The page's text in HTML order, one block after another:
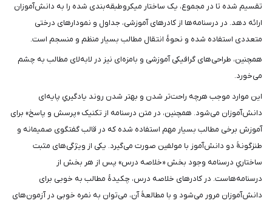
تقسیم شده تا در مجموع، یک ساختار میکروطبقه‌بندی شده را به دانش‌آموزان
ارائه دهد. در درسنامه‌ها از کادرهای آموزشی، جداول و نمودارهای درختی
متعددی استفاده شده و نحوۀ انتقال مطالب بسیار منظم و منسجم است.
همچنین، طراحی‌های گرافیکی آموزشی و بامزه‌ای نیز در لابه‌لای مطالب به چشم
می‌خورد.
این موارد موجب هرچه راحت‌تر شدن و بهتر شدن روند یادگیریِ پایه‌ای
دانش‌آموزان می‌شود. همچنین، در متن درسنامه از تکنیک «پرسش‌ و پاسخ» برای
آموزش برخی مطالب بسیار مهم استفاده شده که در قالب گفتگوی صمیمانه و
طنزگونۀ دو دانش‌آموز با مولفین صورت می‌گیرد. یکی از ویژگی‌های مثبت
ساختاریِ درسنامه‌ وجود بخش «خلاصه درس» پس از هر بخش از
درسنامه‌هاست. در کادرهای خلاصه درس، چکیدۀ مطالب به خوبی برای
دانش‌آموزان مرور می‌شود و با مطالعۀ آن، می‌توان به نمره خوبی در آزمون‌های